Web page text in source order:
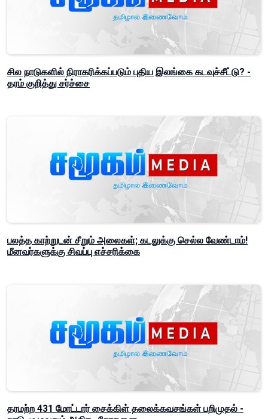
சில நாடுகளில் நிராகரிக்கப்படும் புதிய இலங்கை கடவுச்சீட்டு? -
தரம் குறித்து சர்ச்சை
பலத்த காற்றுடன் சீறும் அலைகள்; கடலுக்கு செல்ல வேண்டாம்!
மீனவர்களுக்கு சிவப்பு எச்சரிக்கை
தரமற்ற 431 மோட்டார் சைக்கிள் தலைக்கவசங்கள் பறிமுதல் -